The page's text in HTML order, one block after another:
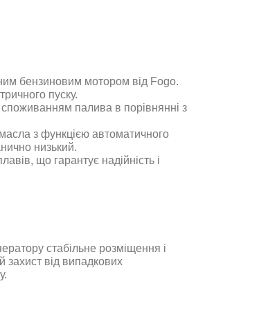
бензиновим мотором від Fogo.
пуску.
палива в порівнянні з
з функцією автоматичного
низький.
що гарантує надійність і
стабільне розміщення і
захист від випадкових